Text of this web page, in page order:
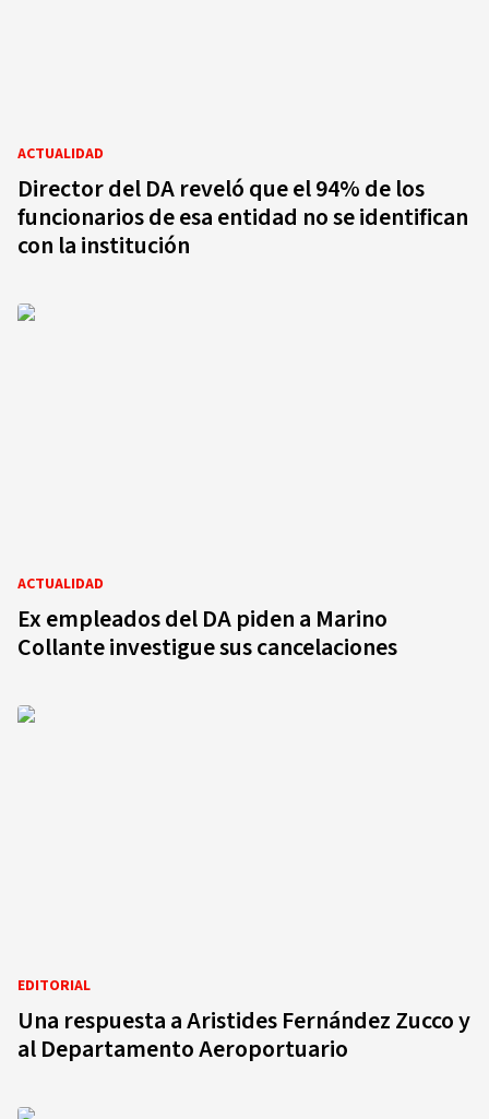
ACTUALIDAD
Director del DA reveló que el 94% de los
funcionarios de esa entidad no se identifican
con la institución
ACTUALIDAD
Ex empleados del DA piden a Marino
Collante investigue sus cancelaciones
EDITORIAL
Una respuesta a Aristides Fernández Zucco y
al Departamento Aeroportuario